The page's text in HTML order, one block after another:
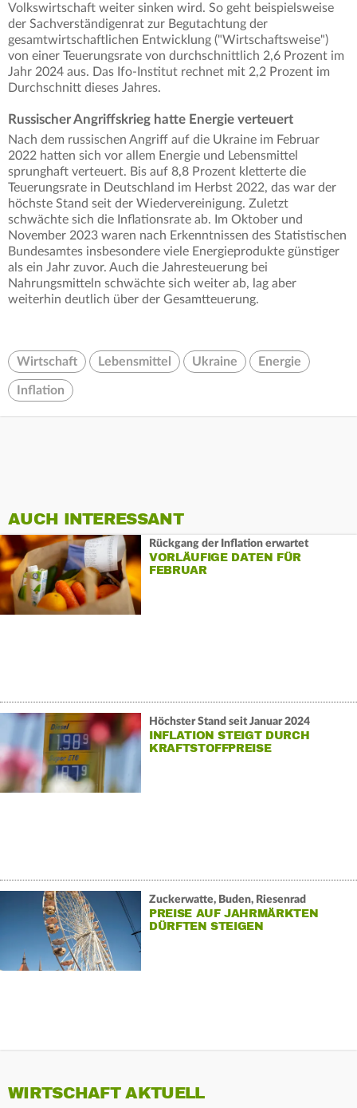
Volkswirtschaft weiter sinken wird. So geht beispielsweise
der Sachverständigenrat zur Begutachtung der
gesamtwirtschaftlichen Entwicklung ("Wirtschaftsweise")
von einer Teuerungsrate von durchschnittlich 2,6 Prozent im
Jahr 2024 aus. Das Ifo-Institut rechnet mit 2,2 Prozent im
Durchschnitt dieses Jahres.
Russischer Angriffskrieg hatte Energie verteuert
Nach dem russischen Angriff auf die Ukraine im Februar
2022 hatten sich vor allem Energie und Lebensmittel
sprunghaft verteuert. Bis auf 8,8 Prozent kletterte die
Teuerungsrate in Deutschland im Herbst 2022, das war der
höchste Stand seit der Wiedervereinigung. Zuletzt
schwächte sich die Inflationsrate ab. Im Oktober und
November 2023 waren nach Erkenntnissen des Statistischen
Bundesamtes insbesondere viele Energieprodukte günstiger
als ein Jahr zuvor. Auch die Jahresteuerung bei
Nahrungsmitteln schwächte sich weiter ab, lag aber
weiterhin deutlich über der Gesamtteuerung.
Wirtschaft Lebensmittel Ukraine Energie
Inflation
AUCH INTERESSANT
Rückgang der Inflation erwartet
VORLÄUFIGE DATEN FÜR
FEBRUAR
Höchster Stand seit Januar 2024
INFLATION STEIGT DURCH
KRAFTSTOFFPREISE
Zuckerwatte, Buden, Riesenrad
PREISE AUF JAHRMÄRKTEN
DÜRFTEN STEIGEN
WIRTSCHAFT AKTUELL